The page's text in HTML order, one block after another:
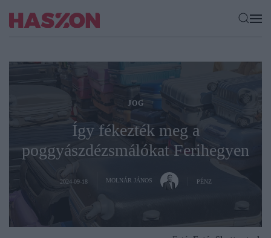
JOG
Így fékezték meg a
poggyászdézsmálókat Ferihegyen
2024-09-18 MOLNÁR JÁNOS PÉNZ